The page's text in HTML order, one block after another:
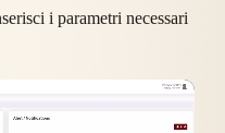
i parametri necessari